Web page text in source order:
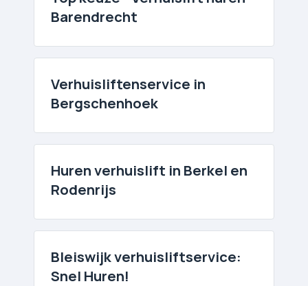
Barendrecht
Verhuislift­enservice in
Bergschenhoek
Huren verhuislift in Berkel en
Rodenrijs
Bleiswijk verhuislift­service:
Snel Huren!